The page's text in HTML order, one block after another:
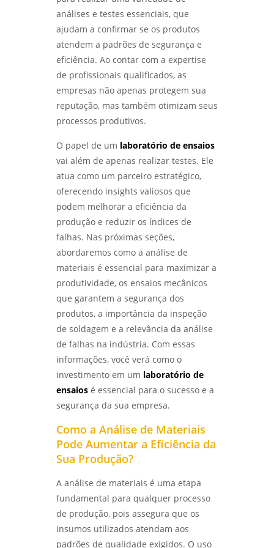
SP: GUIA COMPLETO - LABMETAL
ANÁLISE DE FALHAS PARA MANUTENÇÃO EM
SÃO PAULO: GUIA COMPLETO - LABMETAL
ENTENDA O ENSAIO DE CORROSÃO
ACELERADA EM SP E SEUS BENEFÍCIOS -
LABMETAL
PAULO E SUAS IMPLICAÇÕES - LABMETAL
LABORATÓRIO METALÚRGICO: INOVAÇÕES
QUE TRANSFORMAM O FUTURO DA INDÚSTRIA
- LABMETAL
DESVENDANDO O ENSAIO METALOGRÁFICO
DO AÇO: SEGREDOS PARA MATERIAIS DE ALTA
PERFORMANCE - LABMETAL
DESVENDANDO MISTÉRIOS: COMO A ANÁLISE
DE FALHAS TRANSFORMA EQUIPAMENTOS DE
DESCUBRA OS SEGREDOS DO LABORATÓRIO
METALOGRÁFICO E TRANSFORME SEUS
PROJETOS - LABMETAL
DESVENDANDO OS SEGREDOS DA ANÁLISE
INDUSTRIAIS - LABMETAL
CHAVE PARA MATERIAIS DE ALTA
PERFORMANCE - LABMETAL
DE METALOGRAFIA E TRANSFORME SEUS
PROJETOS - LABMETAL
COMO REALIZAR UMA ANÁLISE DO TIPO DE
QUEBRA EFICIENTE - LABMETAL
Laboratório de ensaios mecânicos
Laboratório de ensaios mecânicos e
Laboratório de ensaios mecânicos e
metalográficos
Laboratório de ensaios mecânicos sp
Laboratório de metalografia
Laboratório metalográfico
Laboratório metalúrgico
Qualificação de soldadores
Serviço de qualificação de soldador
analise de quebra de parafusos
análise de falhas em engrenagens
análise de falhas em equipamentos
eletricos
análise de falhas em rolamentos em são
paulo
análise de falhas para manutenção em
sp
análise de falhas para manutenção em
são paulo
análises e testes essenciais, que
ajudam a confirmar se os produtos
atendem a padrões de segurança e
eficiência. Ao contar com a expertise
de profissionais qualificados, as
empresas não apenas protegem sua
reputação, mas também otimizam seus
processos produtivos.
O papel de um laboratório de ensaios
vai além de apenas realizar testes. Ele
atua como um parceiro estratégico,
oferecendo insights valiosos que
podem melhorar a eficiência da
produção e reduzir os índices de
falhas. Nas próximas seções,
abordaremos como a análise de
materiais é essencial para maximizar a
produtividade, os ensaios mecânicos
que garantem a segurança dos
produtos, a importância da inspeção
de soldagem e a relevância da análise
de falhas na indústria. Com essas
informações, você verá como o
investimento em um laboratório de
ensaiosé essencial para o sucesso e a
segurança da sua empresa.
Como a Análise de Materiais
Pode Aumentar a Eficiência da
Sua Produção?
A análise de materiais é uma etapa
fundamental para qualquer processo
de produção, pois assegura que os
insumos utilizados atendam aos
padrões de qualidade exigidos. O uso